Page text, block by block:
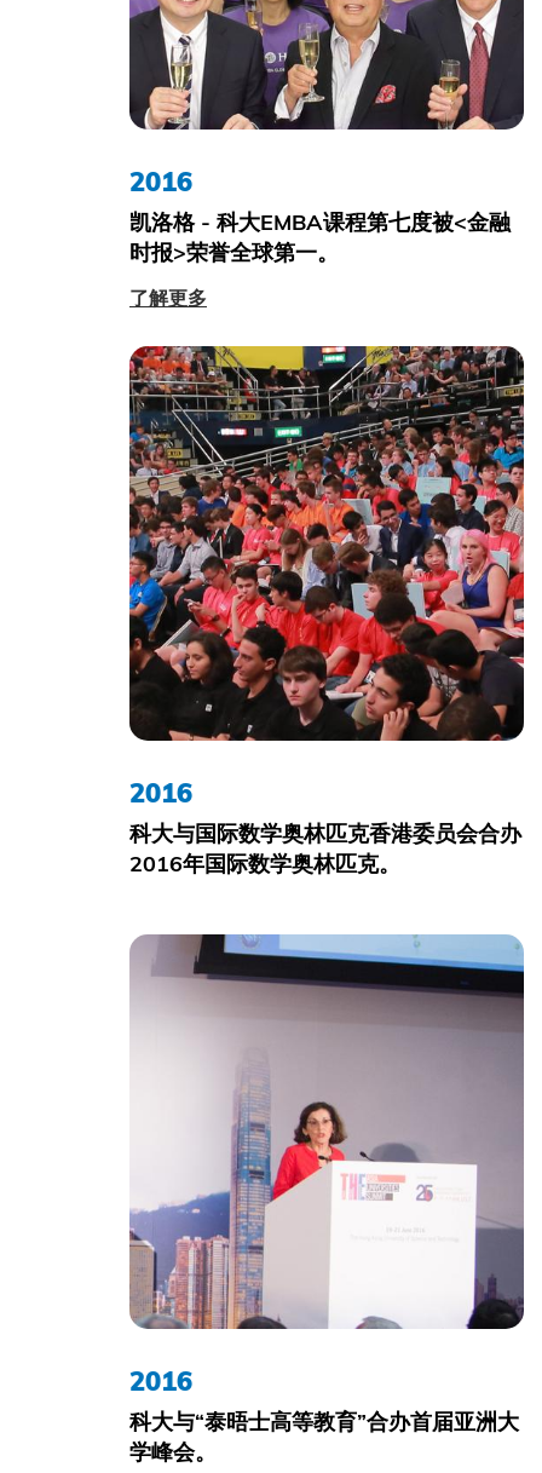
2016
凯洛格 - 科大EMBA课程第七度被<金融
时报>荣誉全球第一。
了解更多
2016
科大与国际数学奥林匹克香港委员会合办
2016年国际数学奥林匹克。
2016
科大与“泰晤士高等教育”合办首届亚洲大
学峰会。